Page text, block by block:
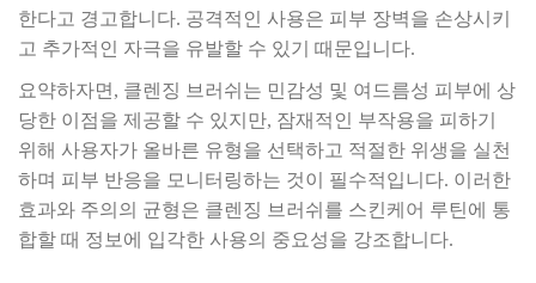
한다고 경고합니다. 공격적인 사용은 피부 장벽을 손상시키
고 추가적인 자극을 유발할 수 있기 때문입니다.
요약하자면, 클렌징 브러쉬는 민감성 및 여드름성 피부에 상
당한 이점을 제공할 수 있지만, 잠재적인 부작용을 피하기
위해 사용자가 올바른 유형을 선택하고 적절한 위생을 실천
하며 피부 반응을 모니터링하는 것이 필수적입니다. 이러한
효과와 주의의 균형은 클렌징 브러쉬를 스킨케어 루틴에 통
합할 때 정보에 입각한 사용의 중요성을 강조합니다.